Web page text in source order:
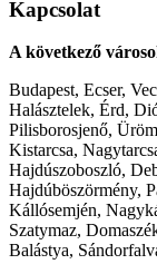
Kapcsolat
A következő
Budapest, Ecser,
Halásztelek, Érd,
Pilisborosjenő,
Kistarcsa,
Hajdúszoboszló,
Hajdúböszörmény,
Kállósemjén,
Szatymaz,
Balástya,